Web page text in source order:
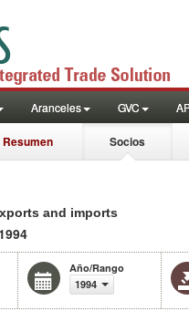
Aranceles GVC
Resumen Socios
and imports
1994
Año/Rango
1994